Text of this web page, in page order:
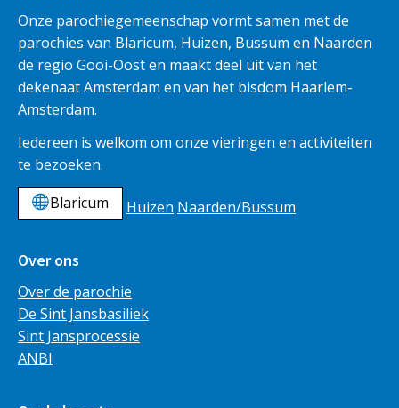
Onze parochiegemeenschap vormt samen met de
parochies van Blaricum, Huizen, Bussum en Naarden
de regio Gooi-Oost en maakt deel uit van het
dekenaat Amsterdam en van het bisdom Haarlem-
Amsterdam.
Iedereen is welkom om onze vieringen en activiteiten
te bezoeken.
Blaricum
Huizen Naarden/Bussum
Over ons
Over de parochie
De Sint Jansbasiliek
Sint Jansprocessie
ANBI